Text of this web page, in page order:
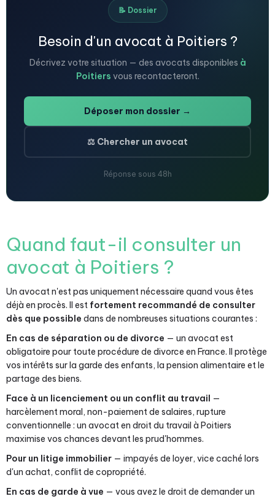
📝 Dossier
Besoin d'un avocat à Poitiers ?
Décrivez votre situation — des avocats disponibles à
Poitiers vous recontacteront.
Déposer mon dossier →
⚖️ Chercher un avocat
Réponse sous 48h
Quand faut-il consulter un
avocat à Poitiers ?
Un avocat n'est pas uniquement nécessaire quand vous êtes
déjà en procès. Il est fortement recommandé de consulter
dès que possible dans de nombreuses situations courantes :
En cas de séparation ou de divorce — un avocat est
obligatoire pour toute procédure de divorce en France. Il protège
vos intérêts sur la garde des enfants, la pension alimentaire et le
partage des biens.
Face à un licenciement ou un conflit au travail —
harcèlement moral, non-paiement de salaires, rupture
conventionnelle : un avocat en droit du travail à Poitiers
maximise vos chances devant les prud'hommes.
Pour un litige immobilier — impayés de loyer, vice caché lors
d'un achat, conflit de copropriété.
En cas de garde à vue — vous avez le droit de demander un